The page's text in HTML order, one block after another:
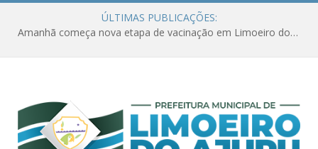
ÚLTIMAS PUBLICAÇÕES:
Amanhã começa nova etapa de vacinação em Limoeiro do Ajuru para idosos com 65 ou mais